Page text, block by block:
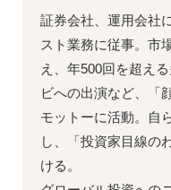
証券会社、運用会社
スト業務に従事。市
え、年500回を超え
ビへの出演など、「
モットーに活動。自
し、「投資家目線の
ける。